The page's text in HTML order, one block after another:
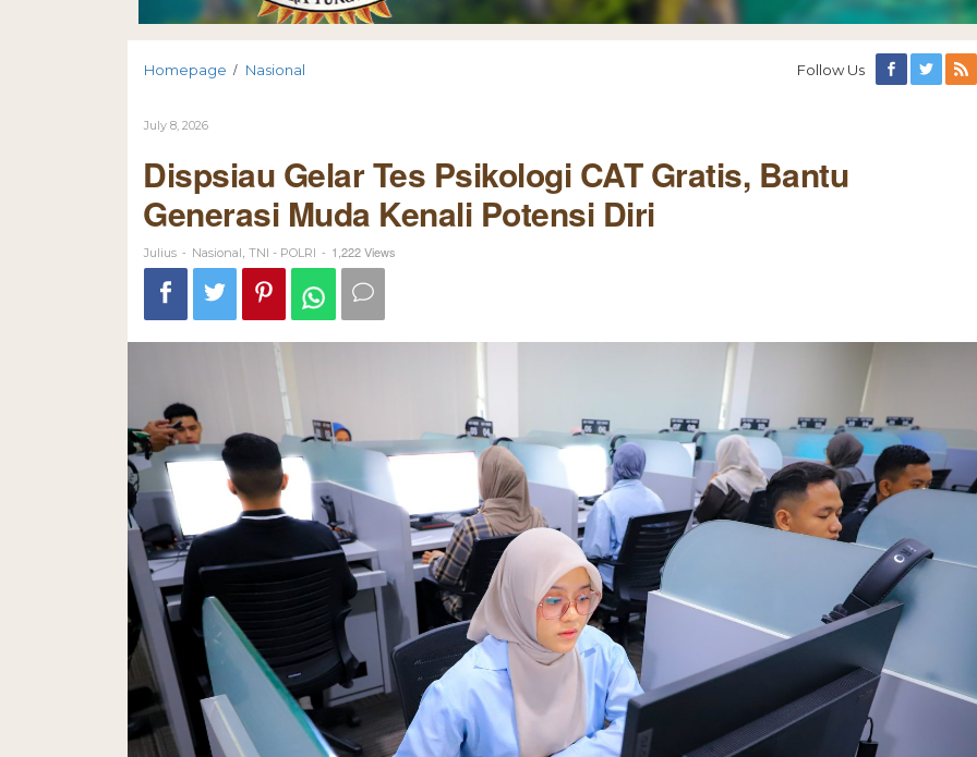
Homepage / Nasional Follow Us
July 8, 2026
Dispsiau Gelar Tes Psikologi CAT Gratis, Bantu
Generasi Muda Kenali Potensi Diri
Julius - Nasional TNI - POLRI - 1,222 Views